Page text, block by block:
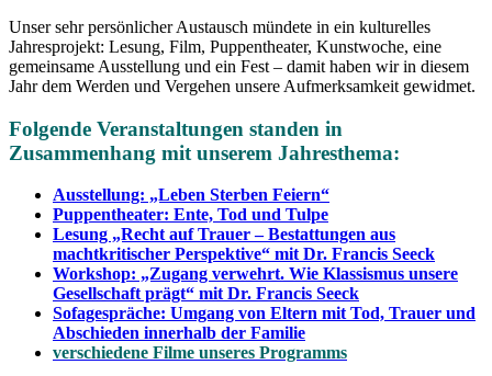
Unser sehr persönlicher Austausch mündete in ein kulturelles
Jahresprojekt: Lesung, Film, Puppentheater, Kunstwoche, eine
gemeinsame Ausstellung und ein Fest – damit haben wir in diesem
Jahr dem Werden und Vergehen unsere Aufmerksamkeit gewidmet.
Folgende Veranstaltungen standen in
Zusammenhang mit unserem Jahresthema:
Ausstellung: „Leben Sterben Feiern“
Puppentheater: Ente, Tod und Tulpe
Lesung „Recht auf Trauer – Bestattungen aus
machtkritischer Perspektive“ mit Dr. Francis Seeck
Workshop: „Zugang verwehrt. Wie Klassismus unsere
Gesellschaft prägt“ mit Dr. Francis Seeck
Sofagespräche: Umgang von Eltern mit Tod, Trauer und
Abschieden innerhalb der Familie
verschiedene Filme unseres Programms